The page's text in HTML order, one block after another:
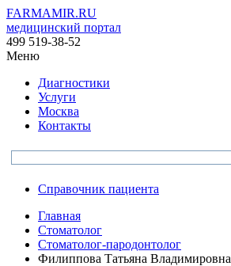
FARMAMIR.RU
медицинский портал
499 519-38-52
Меню
Диагностики
Услуги
Москва
Контакты
Справочник пациента
Главная
Стоматолог
Стоматолог-пародонтолог
Филиппова Татьяна Владимировна